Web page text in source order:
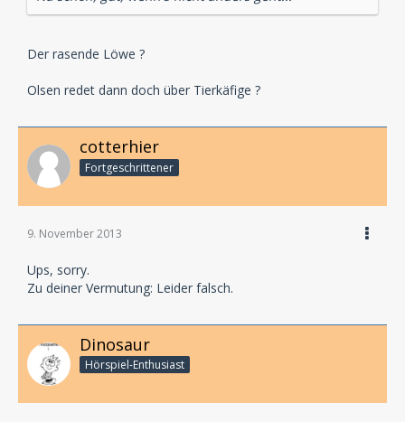
Der rasende Löwe ?
Olsen redet dann doch über Tierkäfige ?
cotterhier
Fortgeschrittener
9. November 2013
Ups, sorry.
Zu deiner Vermutung: Leider falsch.
Dinosaur
Hörspiel-En­thu­si­ast